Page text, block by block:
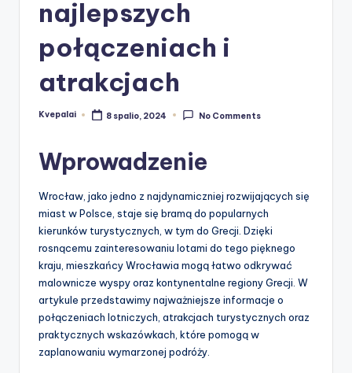
najlepszych
połączeniach i
atrakcjach
Posted
Kvepalai 8 spalio, 2024 No Comments
Wprowadzenie
Wrocław, jako jedno z najdynamiczniej rozwijających się
miast w Polsce, staje się bramą do popularnych
kierunków turystycznych, w tym do Grecji. Dzięki
rosnącemu zainteresowaniu lotami do tego pięknego
kraju, mieszkańcy Wrocławia mogą łatwo odkrywać
malownicze wyspy oraz kontynentalne regiony Grecji. W
artykule przedstawimy najważniejsze informacje o
połączeniach lotniczych, atrakcjach turystycznych oraz
praktycznych wskazówkach, które pomogą w
zaplanowaniu wymarzonej podróży.